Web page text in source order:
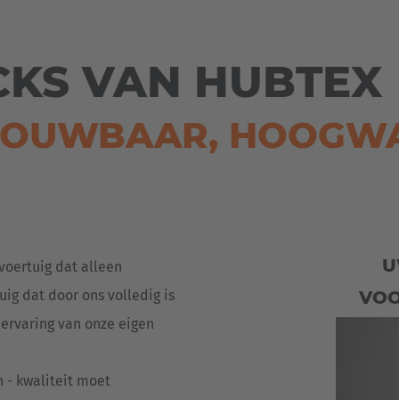
Polski
Türkiye
Türkçe
VAN HUBTEX
dat alleen
dat door ons volledig is
van onze eigen
- kwaliteit moet